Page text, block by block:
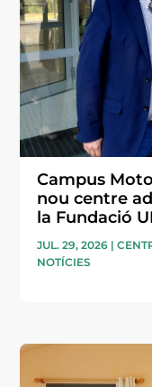
Campus
nou centre
la Fundació
JUL. 29, 2026 |
NOTÍCIES